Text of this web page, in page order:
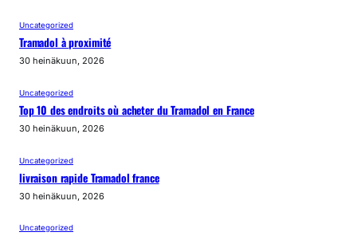
Uncategorized
Tramadol à proximité
30 heinäkuun, 2026
Uncategorized
Top 10 des endroits où acheter du Tramadol en France
30 heinäkuun, 2026
Uncategorized
livraison rapide Tramadol france
30 heinäkuun, 2026
Uncategorized